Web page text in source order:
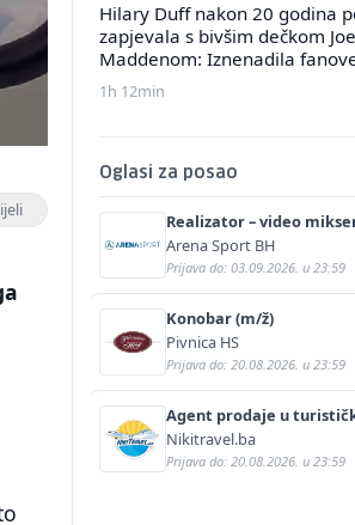
Hilary Duff nakon 20 godina
zapjevala s bivšim dečkom
Maddenom: Iznenadila
1h 12min
Oglasi za posao
Realizator – video
Arena Sport BH
Prijava do: 03.09.2026. u 23:59
Konobar (m/ž)
Pivnica HS
Prijava do: 20.08.2026. u 23:59
Agent prodaje u
(m/ž)
Nikitravel.ba
Prijava do: 20.08.2026. u 23:59